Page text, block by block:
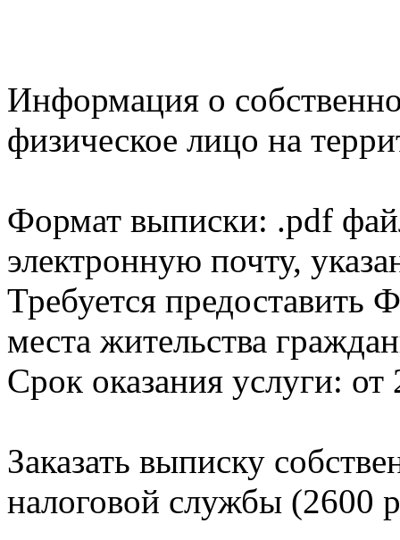
Информация о
физическое лицо на
Формат выписки: .pdf
электронную почту,
Требуется
места жительства
Срок оказания услуги: от
Заказать выписку
налоговой службы (2600